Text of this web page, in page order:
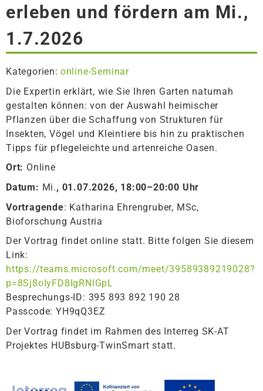
erleben und fördern am Mi.,
1.7.2026
Kategorien: online-Seminar
Die Expertin erklärt, wie Sie Ihren Garten naturnah
gestalten können: von der Auswahl heimischer
Pflanzen über die Schaffung von Strukturen für
Insekten, Vögel und Kleintiere bis hin zu praktischen
Tipps für pflegeleichte und artenreiche Oasen.
Ort: Online
Datum: Mi., 01.07.2026, 18:00–20:00 Uhr
Vortragende: Katharina Ehrengruber, MSc,
Bioforschung Austria
Der Vortrag findet online statt. Bitte folgen Sie diesem
Link:
https://teams.microsoft.com/meet/39589389219028?
p=8Sj8oIyFD8IgRNlGpL
Besprechungs-ID: 395 893 892 190 28
Passcode: YH9qQ3EZ
Der Vortrag findet im Rahmen des Interreg SK-AT
Projektes HUBsburg-TwinSmart statt.